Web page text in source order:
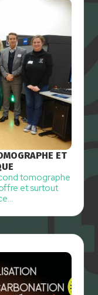
ET
tomographe
et surtout